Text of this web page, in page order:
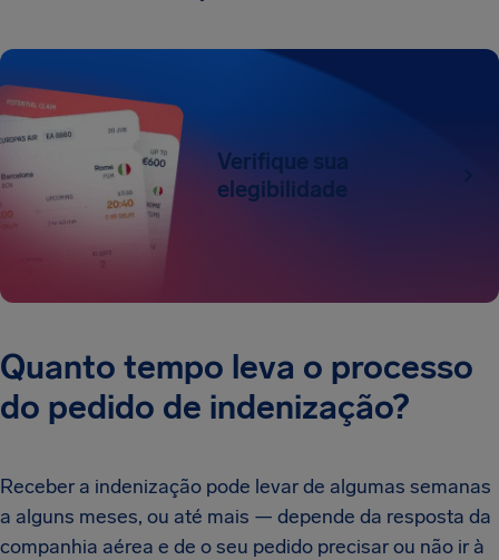
Verifique sua
elegibilidade
Quanto tempo leva o processo
do pedido de indenização?
Receber a indenização pode levar de algumas semanas
a alguns meses, ou até mais — depende da resposta da
companhia aérea e de o seu pedido precisar ou não ir à